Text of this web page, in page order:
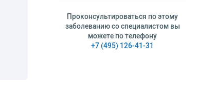
Проконсультироваться по этому
заболеванию со специалистом вы
можете по телефону
+7 (495) 126-41-31